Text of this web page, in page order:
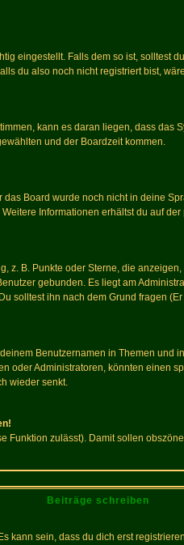
eingestellt. Falls dem so ist,
du also noch nicht registriert bist,
kann es daran liegen, dass das
und der Boardzeit kommen.
Board wurde noch nicht in deine
Informationen erhältst du auf
B. Punkte oder Sterne, die
gebunden. Es liegt am
solltest ihn nach dem Grund fragen
Benutzernamen in Themen
oder Administratoren, könnten
wieder senkt.
Funktion zulässt). Damit sollen
Beiträge schreiben
sein, dass du dich erst